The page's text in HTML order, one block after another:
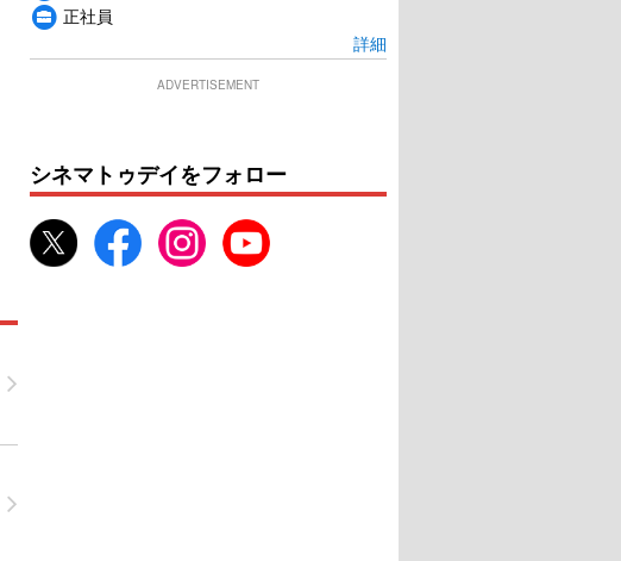
明けまして、おめでたい人
U-NEXTで見る
違う惑星の変な恋人
正社員
詳細
ADVERTISEMENT
シネマトゥデイをフォロー